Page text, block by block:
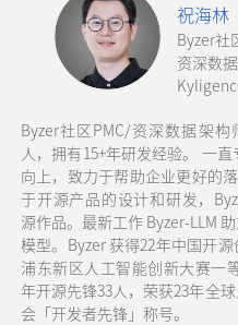
祝海林
Byzer社
资深数
Byzer社区PMC/资深数据架
人，拥有15+年研发经验。 一
向上，致力于帮助企业更好的
于开源产品的设计和研发，
源作品。最新工作 Byzer-LLM
模型。Byzer 获得22年中国开
浦东新区人工智能创新大赛一
年开源先锋33人，荣获23年全
会「开发者先锋」